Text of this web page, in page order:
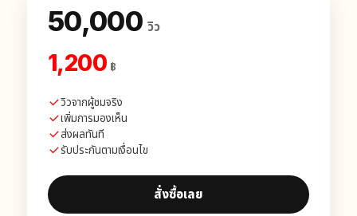
50,000วิว
1,200 ฿
วิวจากผู้ชมจริง
เพิ่มการมองเห็น
ส่งผลทันที
รับประกันตามเงื่อนไข
สั่งซื้อเลย